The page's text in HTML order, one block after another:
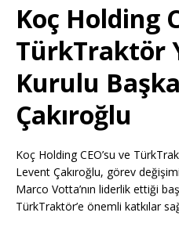
Koç Holding
TürkTraktör
Kurulu
Çakıroğlu
Koç Holding CEO’su ve
Levent Çakıroğlu, görev
Marco Votta’nın liderlik ettiği
TürkTraktör’e önemli katkılar